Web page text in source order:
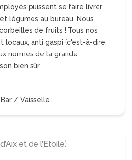
puissent se faire livrer
légumes au bureau. Nous
de fruits ! Tous nos
locaux, anti gaspi (c'est-à-dire
normes de la grande
bien sûr.
/ Vaisselle
et de l’Etoile)